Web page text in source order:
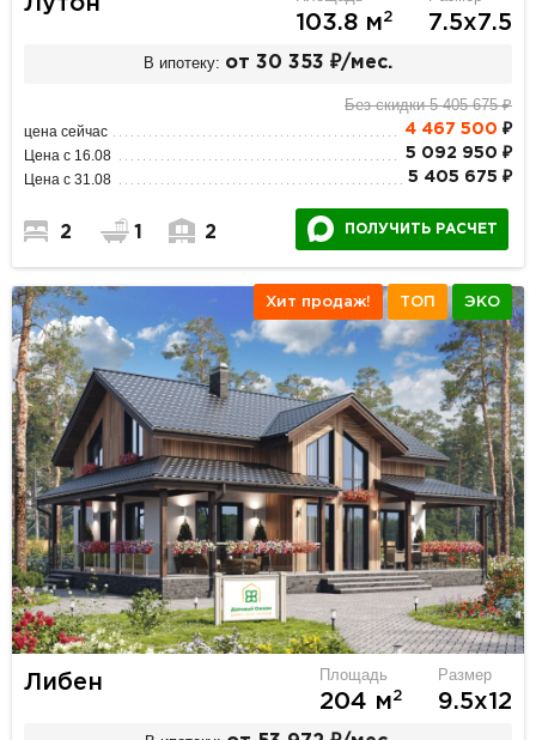
103.8 м2 7.5х7.5
В ипотеку: от 30 353 ₽/мес.
Без скидки 5 405 675 ₽
цена сейчас 4 467 500 ₽
Цена с 16.08 5 092 950 ₽
Цена с 31.08 5 405 675 ₽
2 1 2 ПОЛУЧИТЬ РАСЧЕТ
Хит продаж! ТОП ЭКО
Либен Площадь
204 м2
Размер
9.5х12